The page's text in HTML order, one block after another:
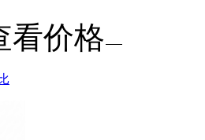
看价格